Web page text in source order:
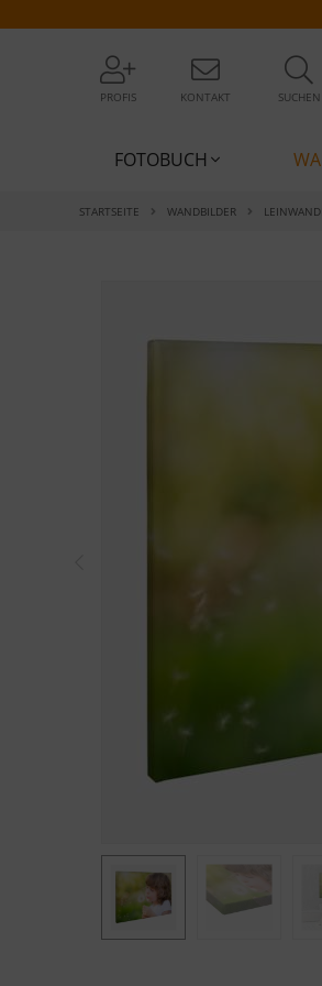
PROFIS KONTAKT SUCHEN
FOTOBUCH
STARTSEITE WANDBILDER